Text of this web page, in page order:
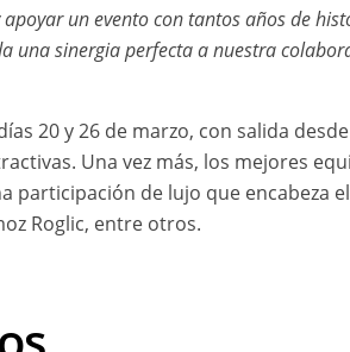
un evento con tantos años de
una sinergia perfecta a nuestra
20 y 26 de marzo, con salida
Una vez más, los mejores
de lujo que encabeza
Roglic, entre otros.